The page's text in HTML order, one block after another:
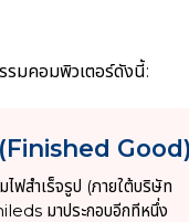
รมคอมพิวเตอร์ดังนี้:
Good)
ไฟสำเร็จรูป (ภายใต้บริษัท
มาประกอบอีกทีหนึ่ง